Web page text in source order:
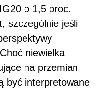
o 1,5 proc.
szczególnie jeśli
niewielka
na przemian
być interpretowane